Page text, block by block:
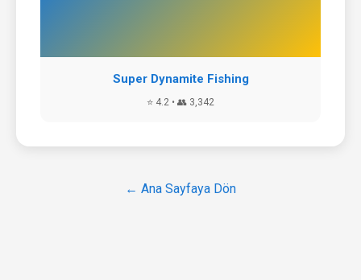
Super Dynamite Fishing
⭐ 4.2 • 👥 3,342
← Ana Sayfaya Dön